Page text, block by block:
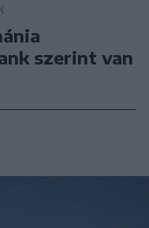
szerint van